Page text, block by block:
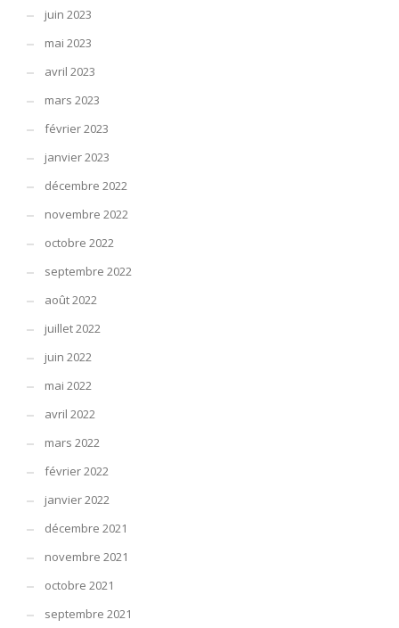
juin 2023
mai 2023
avril 2023
mars 2023
février 2023
janvier 2023
décembre 2022
novembre 2022
octobre 2022
septembre 2022
août 2022
juillet 2022
juin 2022
mai 2022
avril 2022
mars 2022
février 2022
janvier 2022
décembre 2021
novembre 2021
octobre 2021
septembre 2021